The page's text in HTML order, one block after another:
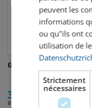
Grand Marnier Rouge
39.50
incl. TVA
peuvent les
informations
ou qu"ils ont
utilisation de
Strictement
nécessaires